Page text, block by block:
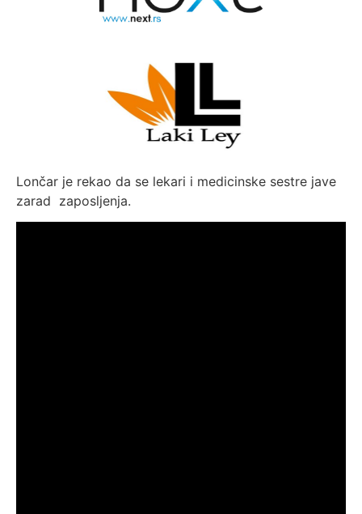
Lončar je rekao da se lekari i medicinske sestre jave
zarad zaposljenja.